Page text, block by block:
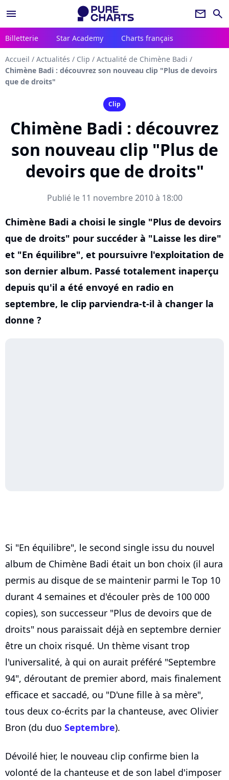
menu newsletter search
Billetterie Star Academy Charts français
Accueil / Actualités / Clip / Actualité de Chimène Badi /
Chimène Badi : découvrez son nouveau clip "Plus de devoirs
que de droits"
Clip
Chimène Badi : découvrez
son nouveau clip "Plus de
devoirs que de droits"
Publié le 11 novembre 2010 à 18:00
Chimène Badi a choisi le single "Plus de devoirs
que de droits" pour succéder à "Laisse les dire"
et "En équilibre", et poursuivre l'exploitation de
son dernier album. Passé totalement inaperçu
depuis qu'il a été envoyé en radio en
septembre, le clip parviendra-t-il à changer la
donne ?
Si "En équilibre", le second single issu du nouvel
album de Chimène Badi était un bon choix (il aura
permis au disque de se maintenir parmi le Top 10
durant 4 semaines et d'écouler près de 100 000
copies), son successeur "Plus de devoirs que de
droits" nous paraissait déjà en septembre dernier
être un choix risqué. Un thème visant trop
l'universalité, à qui on aurait préféré "Septembre
94", déroutant de premier abord, mais finalement
efficace et saccadé, ou "D'une fille à sa mère",
tous deux co-écrits par la chanteuse, avec Olivier
Bron (du duo Septembre).
Dévoilé hier, le nouveau clip confirme bien la
volonté de la chanteuse et de son label d'imposer